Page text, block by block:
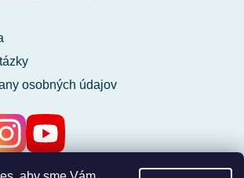
osobných údajov